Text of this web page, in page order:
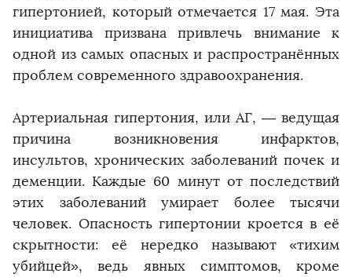
гипертонией, который отмечается 17 мая. Эта
инициатива призвана привлечь внимание к
одной из самых опасных и распространённых
проблем современного здравоохранения.
Артериальная гипертония, или АГ, — ведущая
причина возникновения инфарктов,
инсультов, хронических заболеваний почек и
деменции. Каждые 60 минут от последствий
этих заболеваний умирает более тысячи
человек. Опасность гипертонии кроется в её
скрытности: её нередко называют «тихим
убийцей», ведь явных симптомов, кроме